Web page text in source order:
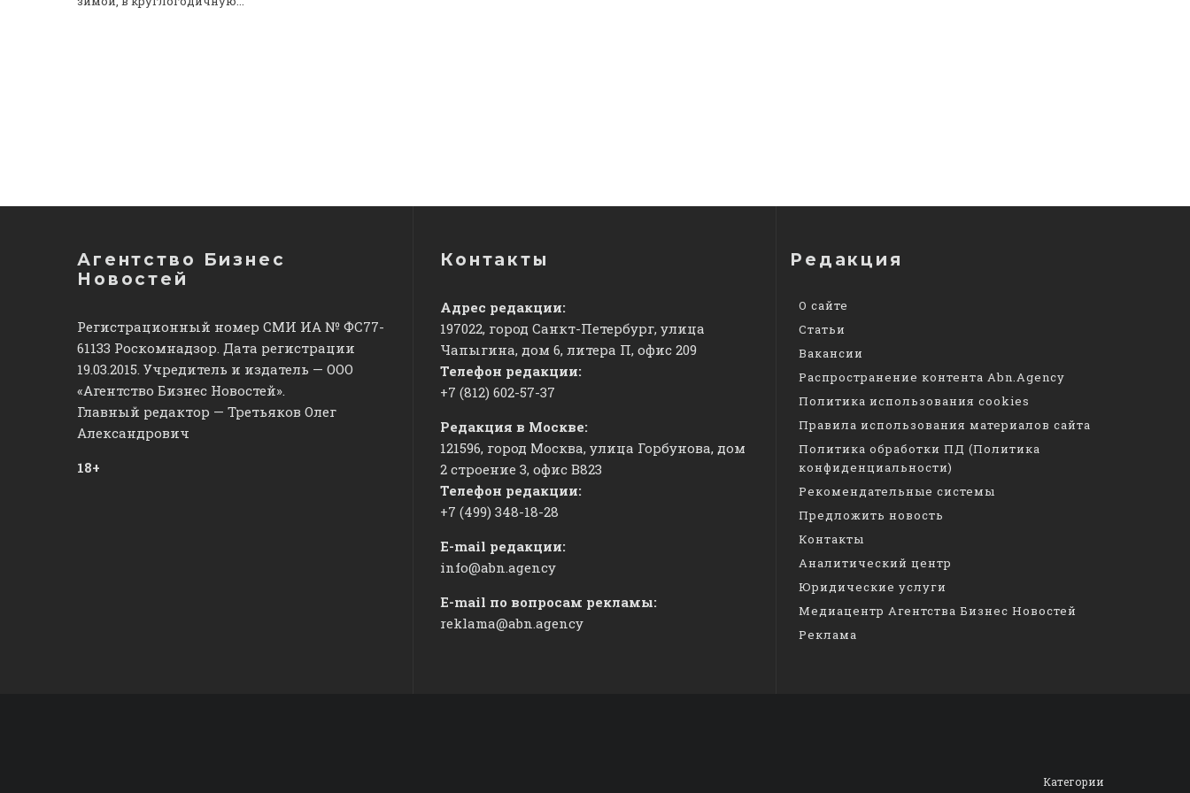
Агентство Бизнес
Новостей
Регистрационный номер СМИ ИА № ФС77-
61133 Роскомнадзор. Дата регистрации
19.03.2015. Учредитель и издатель — ООО
«Агентство Бизнес Новостей».
Главный редактор — Третьяков Олег
Александрович
18+
Контакты
Адрес редакции:
197022, город Санкт-Петербург, улица
Чапыгина, дом 6, литера П, офис 209
Телефон редакции:
+7 (812) 602-57-37
Редакция в Москве:
121596, город Москва, улица Горбунова, дом
2 строение 3, офис ​В823
Телефон редакции:
+7 (499) 348-18-28
E-mail редакции:
info@abn.agency
E-mail по вопросам рекламы:
reklama@abn.agency
Редакция
О сайте
Статьи
Вакансии
Распространение контента Abn.Agency
Политика использования cookies
Правила использования материалов сайта
Политика обработки ПД (Политика
конфиденциальности)
Рекомендательные системы
Предложить новость
Контакты
Аналитический центр
Юридические услуги
Медиацентр Агентства Бизнес Новостей
Реклама
Категории